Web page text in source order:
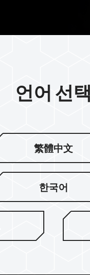
엄선
IC 입자
우수한
리를 제
언어 선택
繁體中文
한국어